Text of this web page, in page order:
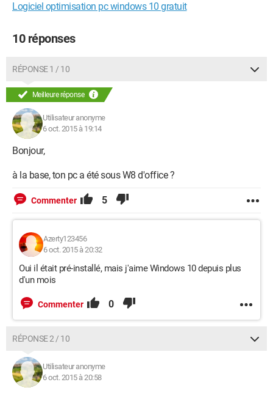
Logiciel optimisation pc windows 10 gratuit
10 réponses
RÉPONSE 1 / 10
Meilleure réponse
Utilisateur anonyme
6 oct. 2015 à 19:14
Bonjour,
à la base, ton pc a été sous W8 d'office ?
Commenter 5
Azerty123456
6 oct. 2015 à 20:32
Oui il était pré-installé, mais j'aime Windows 10 depuis plus
d'un mois
Commenter 0
RÉPONSE 2 / 10
Utilisateur anonyme
6 oct. 2015 à 20:58